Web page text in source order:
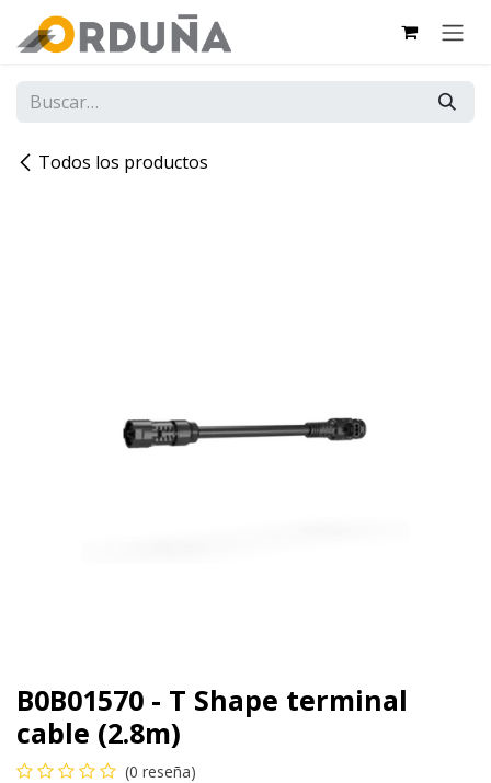
Todos los productos
B0B01570 - T Shape terminal
cable (2.8m)
(0 reseña)